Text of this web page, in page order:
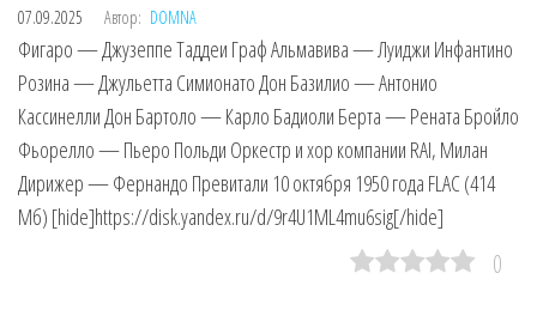
07.09.2025 Автор: DOMNA
Фигаро — Джузеппе Таддеи Граф Альмавива — Луиджи Инфантино
Розина — Джульетта Симионато Дон Базилио — Антонио
Кассинелли Дон Бартоло — Карло Бадиоли Берта — Рената Бройло
Фьорелло — Пьеро Польди Оркестр и хор компании RAI, Милан
Дирижер — Фернандо Превитали 10 октября 1950 года FLAC (414
Мб) [hide]https://disk.yandex.ru/d/9r4U1ML4mu6sig[/hide]
0